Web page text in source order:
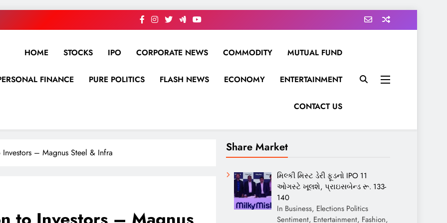
HOME STOCKS IPO CORPORATE NEWS COMMODITY MUTUAL FUND
FINANCE PURE POLITICS FLASH NEWS ECONOMY ENTERTAINMENT
CONTACT US
Investors – Magnus Steel & Infra Share Market
મિલ્કી મિસ્ટ ડેરી ફૂડનો IPO 11
ઓગસ્ટે ખૂલશે, પ્રાઇસબેન્ડ રૂ. 133-
140
In Business, Elections Politics
Sentiment, Entertainment, Fashion,